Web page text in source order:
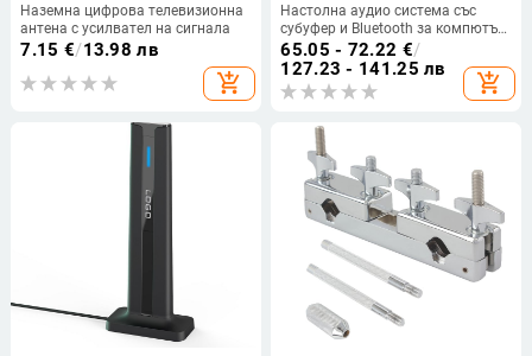
Наземна цифрова телевизионна
антена с усилвател на сигнала
7.15 €/13.98 лв
add_shopping_cart
Настолна аудио система със
субуфер и Bluetooth за компютър
и телевизор | Hendel | 220V |
дървен корпус | SNR ≥70 dB | без
вградена батерия
65.05 - 72.22 €/
127.23 - 141.25 лв
add_shopping_cart